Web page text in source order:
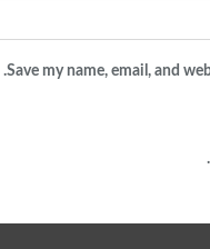
Save my name, email, and